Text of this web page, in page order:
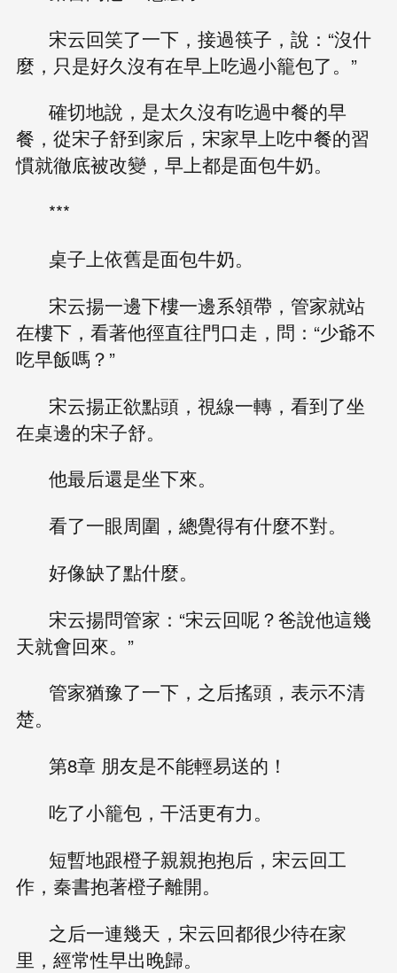
宋云回笑了一下，接過筷子，說：“沒什
麼，只是好久沒有在早上吃過小籠包了。”
確切地說，是太久沒有吃過中餐的早
餐，從宋子舒到家后，宋家早上吃中餐的習
慣就徹底被改變，早上都是面包牛奶。
***
桌子上依舊是面包牛奶。
宋云揚一邊下樓一邊系領帶，管家就站
在樓下，看著他徑直往門口走，問：“少爺不
吃早飯嗎？”
宋云揚正欲點頭，視線一轉，看到了坐
在桌邊的宋子舒。
他最后還是坐下來。
看了一眼周圍，總覺得有什麼不對。
好像缺了點什麼。
宋云揚問管家：“宋云回呢？爸說他這幾
天就會回來。”
管家猶豫了一下，之后搖頭，表示不清
楚。
第8章 朋友是不能輕易送的！
吃了小籠包，干活更有力。
短暫地跟橙子親親抱抱后，宋云回工
作，秦書抱著橙子離開。
之后一連幾天，宋云回都很少待在家
里，經常性早出晚歸。